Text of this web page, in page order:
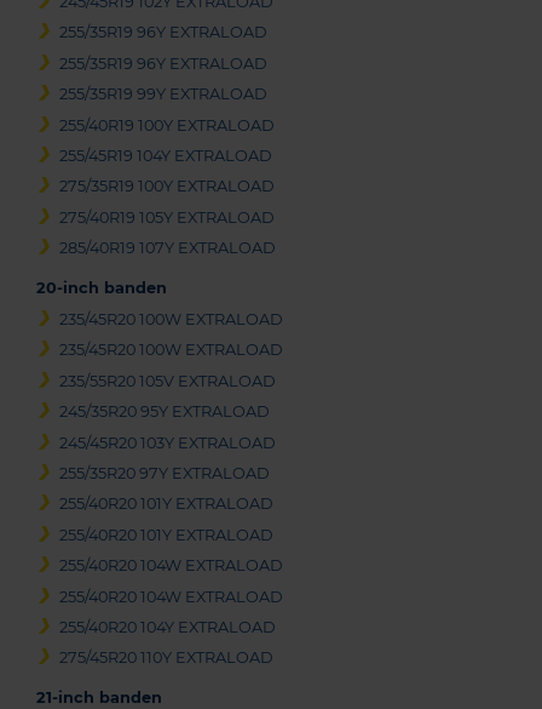
255/35R19 96Y EXTRALOAD
255/35R19 96Y EXTRALOAD
255/35R19 99Y EXTRALOAD
255/40R19 100Y EXTRALOAD
255/45R19 104Y EXTRALOAD
275/35R19 100Y EXTRALOAD
275/40R19 105Y EXTRALOAD
285/40R19 107Y EXTRALOAD
20-inch banden
235/45R20 100W EXTRALOAD
235/45R20 100W EXTRALOAD
235/55R20 105V EXTRALOAD
245/35R20 95Y EXTRALOAD
245/45R20 103Y EXTRALOAD
255/35R20 97Y EXTRALOAD
255/40R20 101Y EXTRALOAD
255/40R20 101Y EXTRALOAD
255/40R20 104W EXTRALOAD
255/40R20 104W EXTRALOAD
255/40R20 104Y EXTRALOAD
275/45R20 110Y EXTRALOAD
21-inch banden